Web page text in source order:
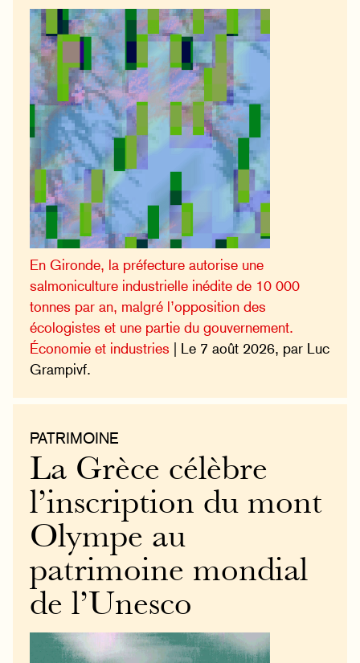
En Gironde, la préfecture autorise une
salmoniculture industrielle inédite de 10 000
tonnes par an, malgré l’opposition des
écologistes et une partie du gouvernement.
Économie et industries | Le 7 août 2026, par Luc
Grampivf.
PATRIMOINE
La Grèce célèbre
l’inscription du mont
Olympe au
patrimoine mondial
de l’Unesco